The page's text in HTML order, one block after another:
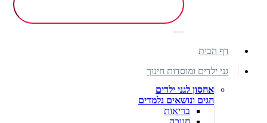
דף הבית
גני ילדים ומוסדות חינוך
אחסון לגני ילדים
חגים ונושאים נלמדים
בריאות